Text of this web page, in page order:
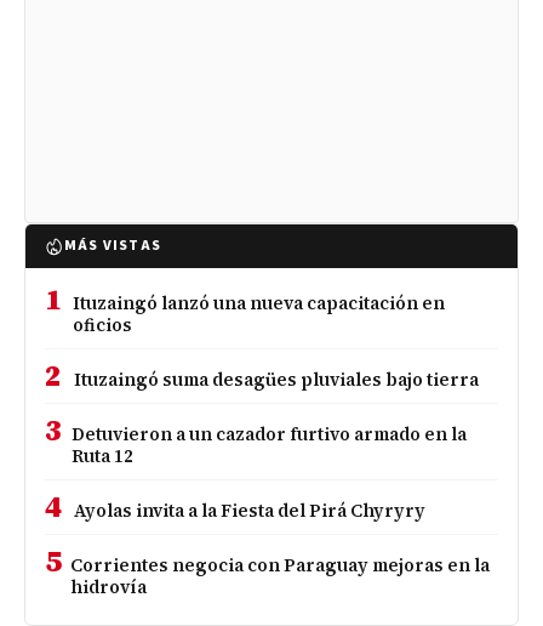
MÁS VISTAS
1 Ituzaingó lanzó una nueva capacitación en
oficios
2 Ituzaingó suma desagües pluviales bajo tierra
3 Detuvieron a un cazador furtivo armado en la
Ruta 12
4 Ayolas invita a la Fiesta del Pirá Chyryry
5 Corrientes negocia con Paraguay mejoras en la
hidrovía